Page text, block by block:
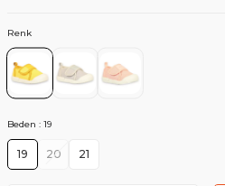
Renk
Beden : 19
19 20 21